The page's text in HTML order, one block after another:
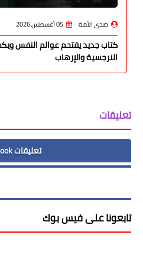
صدى الأمة 05 أغسطس 2026
كتاب جديد يقتحم عوالم النفس
النرجسية والإرهاب
تعليقات
تعليقات Facebook
تابعونا على فيس بوك